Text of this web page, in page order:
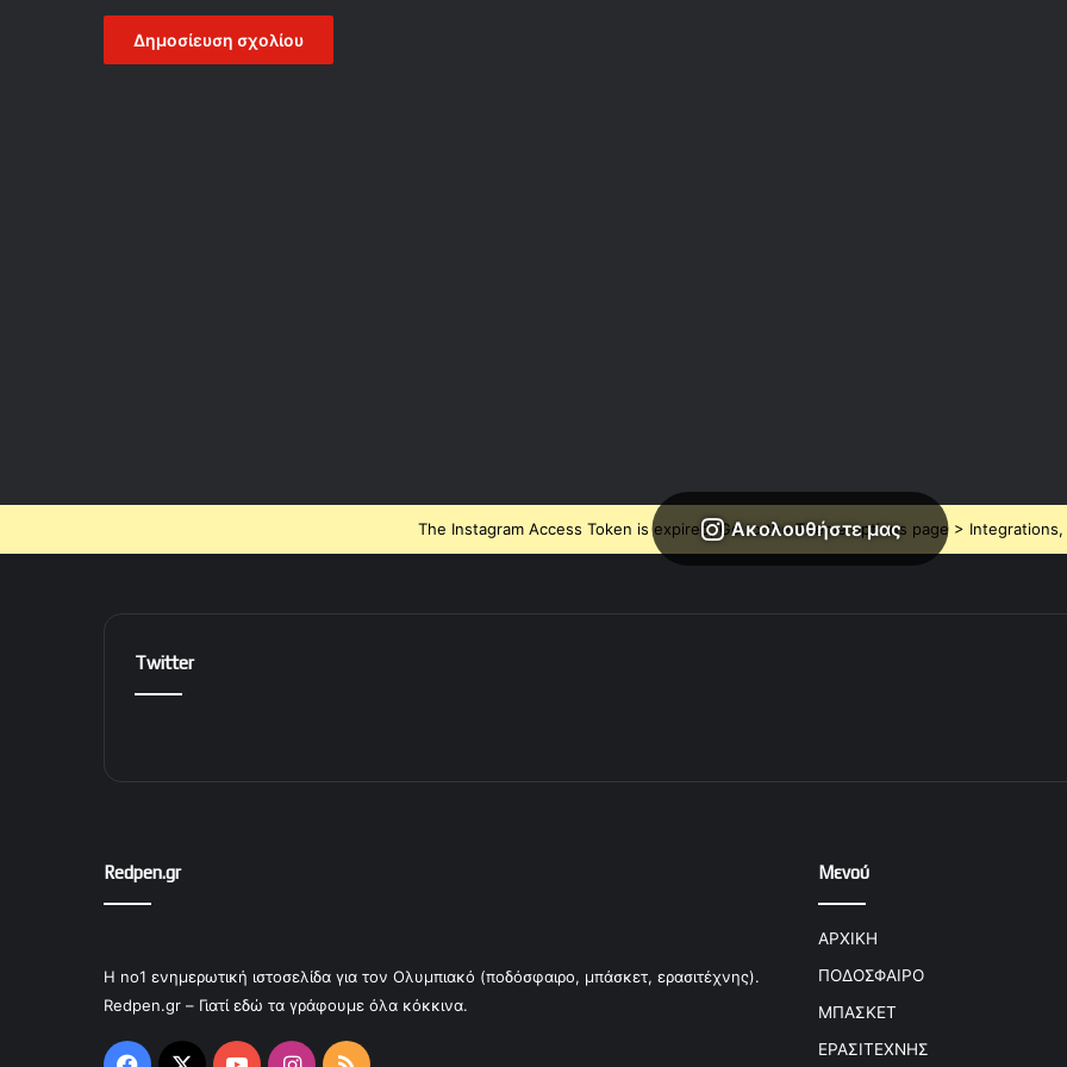
Ακολουθήστε μας
The Instagram Access Token is expired, Go to the Theme options page >
Twitter
Redpen.gr
Η no1 ενημερωτική ιστοσελίδα για τον Ολυμπιακό (ποδόσφαιρο, μπάσκετ, ερασιτέχνης).
Redpen.gr – Γιατί εδώ τα γράφουμε όλα κόκκινα.
Μενού
ΑΡΧΙΚΗ
ΠΟΔΟΣΦΑΙΡΟ
ΜΠΑΣΚΕΤ
ΕΡΑΣΙΤΕΧΝΗΣ